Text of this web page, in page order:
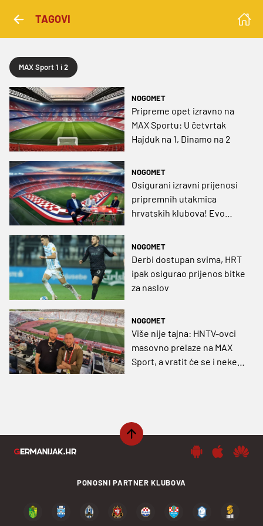
TAGOVI
MAX Sport 1 i 2
NOGOMET
Pripreme opet izravno na
MAX Sportu: U četvrtak
Hajduk na 1, Dinamo na 2
NOGOMET
Osigurani izravni prijenosi
pripremnih utakmica
hrvatskih klubova! Evo
NOGOMET
Derbi dostupan svima, HRT
ipak osigurao prijenos bitke
za naslov
NOGOMET
Više nije tajna: HNTV-ovci
masovno prelaze na MAX
Sport, a vratit će se i neke
PONOSNI PARTNER KLUBOVA